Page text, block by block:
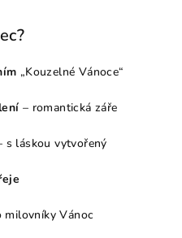
„Kouzelné Vánoce“
– romantická záře
s láskou vytvořený
milovníky Vánoc